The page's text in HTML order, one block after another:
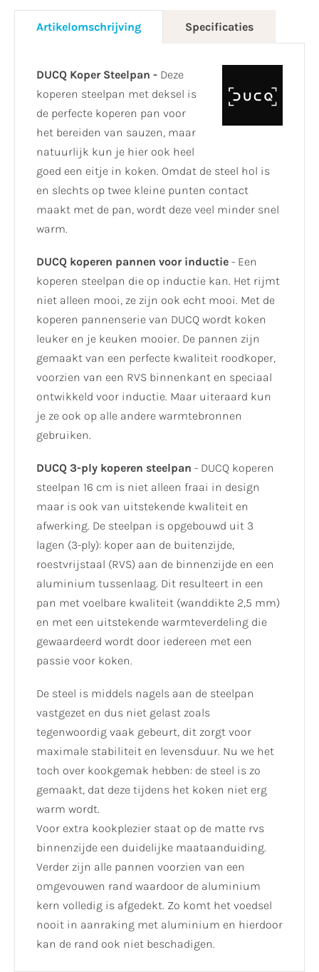
Artikelomschrijving Specificaties
DUCQ Koper Steelpan - Deze
koperen steelpan met deksel is
de perfecte koperen pan voor
het bereiden van sauzen, maar
natuurlijk kun je hier ook heel
goed een eitje in koken. Omdat de steel hol is
en slechts op twee kleine punten contact
maakt met de pan, wordt deze veel minder snel
warm.
DUCQ koperen pannen voor inductie - Een
koperen steelpan die op inductie kan. Het rijmt
niet alleen mooi, ze zijn ook echt mooi. Met de
koperen pannenserie van DUCQ wordt koken
leuker en je keuken mooier. De pannen zijn
gemaakt van een perfecte kwaliteit roodkoper,
voorzien van een RVS binnenkant en speciaal
ontwikkeld voor inductie. Maar uiteraard kun
je ze ook op alle andere warmtebronnen
gebruiken.
DUCQ 3-ply koperen steelpan - DUCQ koperen
steelpan 16 cm is niet alleen fraai in design
maar is ook van uitstekende kwaliteit en
afwerking. De steelpan is opgebouwd uit 3
lagen (3-ply): koper aan de buitenzijde,
roestvrijstaal (RVS) aan de binnenzijde en een
aluminium tussenlaag. Dit resulteert in een
pan met voelbare kwaliteit (wanddikte 2,5 mm)
en met een uitstekende warmteverdeling die
gewaardeerd wordt door iedereen met een
passie voor koken.
De steel is middels nagels aan de steelpan
vastgezet en dus niet gelast zoals
tegenwoordig vaak gebeurt, dit zorgt voor
maximale stabiliteit en levensduur. Nu we het
toch over kookgemak hebben: de steel is zo
gemaakt, dat deze tijdens het koken niet erg
warm wordt.
Voor extra kookplezier staat op de matte rvs
binnenzijde een duidelijke maataanduiding.
Verder zijn alle pannen voorzien van een
omgevouwen rand waardoor de aluminium
kern volledig is afgedekt. Zo komt het voedsel
nooit in aanraking met aluminium en hierdoor
kan de rand ook niet beschadigen.